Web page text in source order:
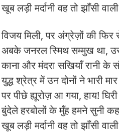
खूब लड़ी मर्दानी वह तो झाँसी
विजय मिली, पर अंग्रेज़ों की फिर
अबके जनरल स्मिथ सम्मुख था,
काना और मंदरा सखियाँ रानी के
युद्ध श्रेत्र में उन दोनों ने भारी
पर पीछे ह्यूरोज़ आ गया, हाय!
बुंदेले हरबोलों के मुँह हमने सुनी
खूब लड़ी मर्दानी वह तो झाँसी